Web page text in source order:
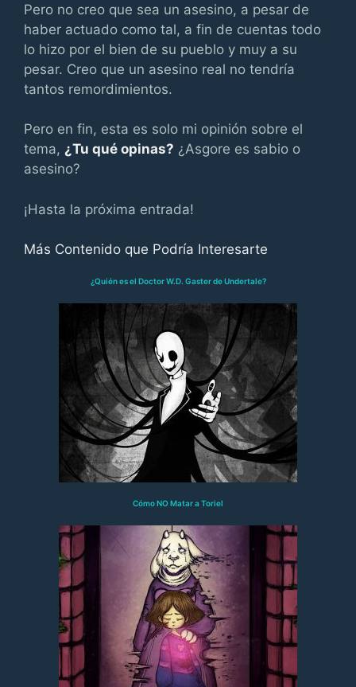
Pero no creo que sea un asesino, a pesar de
haber actuado como tal, a fin de cuentas todo
lo hizo por el bien de su pueblo y muy a su
pesar. Creo que un asesino real no tendría
tantos remordimientos.
Pero en fin, esta es solo mi opinión sobre el
tema, ¿Tu qué opinas? ¿Asgore es sabio o
asesino?
¡Hasta la próxima entrada!
Más Contenido que Podría Interesarte
¿Quién es el Doctor W.D. Gaster de Undertale?
Cómo NO Matar a Toriel